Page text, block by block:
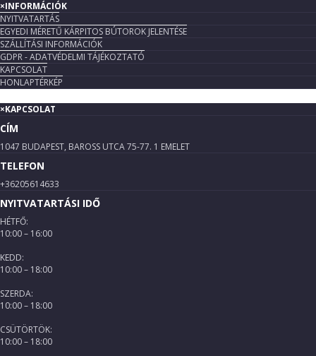
×INFORMÁCIÓK
NYITVATARTÁS
EGYEDI MÉRETŰ KÁRPITOS BÚTOROK JELENTÉSE
SZÁLLÍTÁSI INFORMÁCIÓK
GDPR - ADATVÉDELMI TÁJÉKOZTATÓ
KAPCSOLAT
HONLAPTÉRKÉP
×KAPCSOLAT
CÍM
1047 BUDAPEST, BAROSS UTCA 75-77. 1 EMELET
TELEFON
+36205614633
NYITVATARTÁSI IDŐ
HÉTFŐ:
10:00 – 16:00
KEDD:
10:00 – 18:00
SZERDA:
10:00 – 18:00
CSÜTÖRTÖK:
10:00 – 18:00